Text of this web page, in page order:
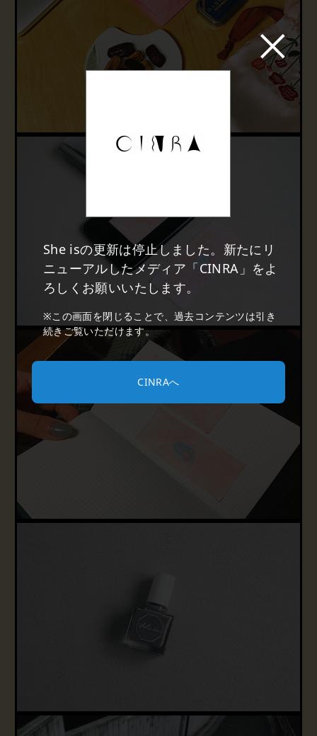
She isの更新は停止しました。新たにリ
ニューアルしたメディア「CINRA」をよ
ろしくお願いいたします。
※この画面を閉じることで、過去コンテンツは引き
続きご覧いただけます。
CINRAへ